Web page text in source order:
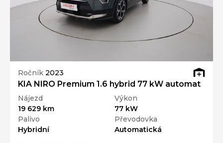
Ročník 2023
KIA NIRO Premium 1.6 hybrid 77 kW automat
Nájezd
19 629 km
Výkon
77 kW
Palivo
Hybridní
Převodovka
Automatická